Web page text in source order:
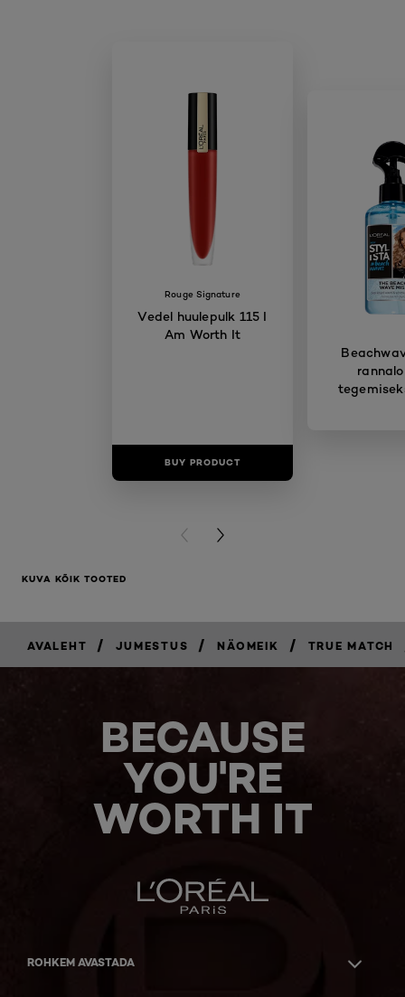
Rouge Signature
Vedel huulepulk 115 I
Am Worth It
BUY PRODUCT
PREVIOUS CARD
NEXT CARD
KUVA KÕIK TOOTED
AVALEHT / JUMESTUS / NÄOMEIK / TRUE MATCH
BECAUSE
YOU'RE
WORTH IT
ROHKEM AVASTADA